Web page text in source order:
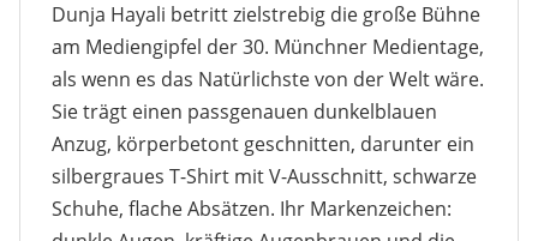
Dunja Hayali betritt zielstrebig die große Bühne
am Mediengipfel der 30. Münchner Medientage,
als wenn es das Natürlichste von der Welt wäre.
Sie trägt einen passgenauen dunkelblauen
Anzug, körperbetont geschnitten, darunter ein
silbergraues T-Shirt mit V-Ausschnitt, schwarze
Schuhe, flache Absätzen. Ihr Markenzeichen: